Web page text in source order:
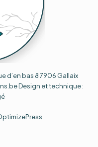
d’en bas 8 7906 Gallaix
Design et technique :